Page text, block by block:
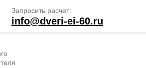
Запросить расчет:
info@dveri-ei-60.ru